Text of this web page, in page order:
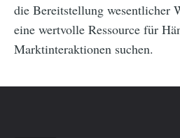
die Bereitstellung wesentlicher
eine wertvolle Ressource für
Marktinteraktionen suchen.